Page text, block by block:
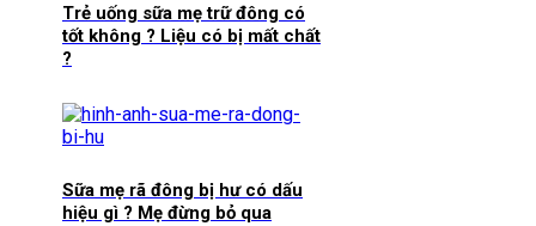
Trẻ uống sữa mẹ trữ đông có
tốt không ? Liệu có bị mất chất
?
Sữa mẹ rã đông bị hư có dấu
hiệu gì ? Mẹ đừng bỏ qua